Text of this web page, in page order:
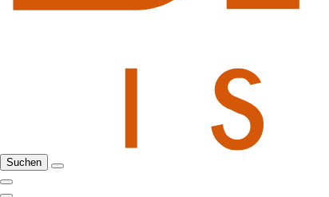
Suchen